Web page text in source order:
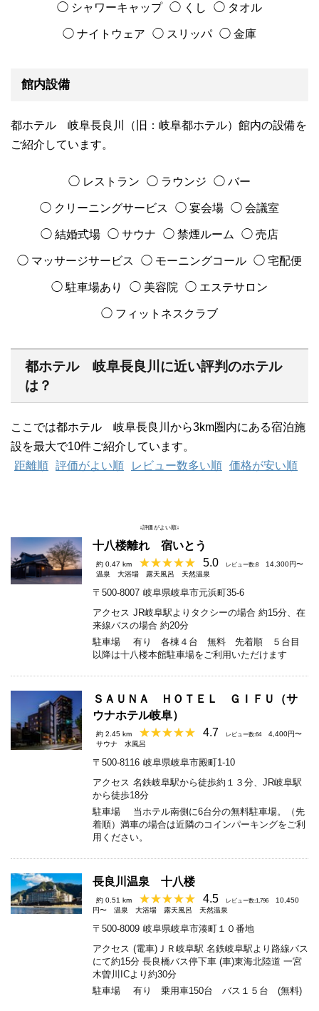
◯ シャワーキャップ ◯ くし ◯ タオル
◯ ナイトウェア ◯ スリッパ ◯ 金庫
館内設備
都ホテル 岐阜長良川（旧：岐阜都ホテル）館内の設備を
ご紹介しています。
◯ レストラン ◯ ラウンジ ◯ バー
◯ クリーニングサービス ◯ 宴会場 ◯ 会議室
◯ 結婚式場 ◯ サウナ ◯ 禁煙ルーム ◯ 売店
◯ マッサージサービス ◯ モーニングコール ◯ 宅配便
◯ 駐車場あり ◯ 美容院 ◯ エステサロン
◯ フィットネスクラブ
都ホテル 岐阜長良川に近い評判のホテル
は？
ここでは都ホテル 岐阜長良川から3km圏内にある宿泊施
設を最大で10件ご紹介しています。
距離順 評価がよい順 レビュー数多い順 価格が安い順
↓評価がよい順↓
十八楼離れ 宿いとう
約 0.47 km 5.0 レビュー数:8
14,300円〜
温泉
大浴場 露天風呂 天然温泉
〒500-8007 岐阜県岐阜市元浜町35-6
アクセス JR岐阜駅よりタクシーの場合 約15分、在
来線バスの場合 約20分
駐車場
有り 各棟４台 無料 先着順 ５台目
以降は十八楼本館駐車場をご利用いただけます
ＳＡＵＮＡ ＨＯＴＥＬ ＧＩＦＵ（サ
ウナホテル岐阜）
約 2.45 km 4.7 レビュー数:64
4,400円〜
サウナ
水風呂
〒500-8116 岐阜県岐阜市殿町1-10
アクセス 名鉄岐阜駅から徒歩約１３分、JR岐阜駅
から徒歩18分
駐車場
当ホテル南側に6台分の無料駐車場。（先
着順）満車の場合は近隣のコインパーキングをご利
用ください。
長良川温泉 十八楼
約 0.51 km 4.5 レビュー数:1,796
10,450
円〜
温泉 大浴場 露天風呂 天然温泉
〒500-8009 岐阜県岐阜市湊町１０番地
アクセス (電車)ＪＲ岐阜駅 名鉄岐阜駅より路線バス
にて約15分 長良橋バス停下車 (車)東海北陸道 一宮
木曽川ICより約30分
駐車場
有り 乗用車150台 バス１５台 (無料)